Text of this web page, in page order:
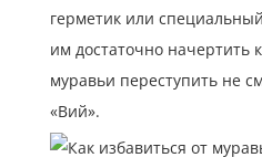
герметик или
им достаточно начертить
муравьи переступить не
«Вий».